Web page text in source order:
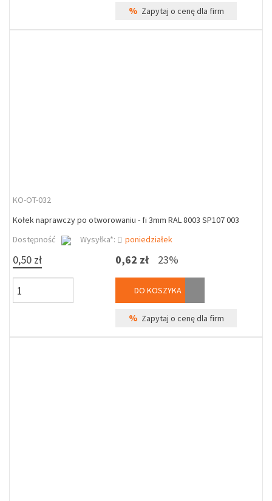
% Zapytaj o cenę dla firm
KO-OT-032
Kołek naprawczy po otworowaniu - fi 3mm RAL 8003 SP107 003
Dostępność
Wysyłka*: poniedziałek
0,50 zł 0,62 zł 23%
DO KOSZYKA
% Zapytaj o cenę dla firm